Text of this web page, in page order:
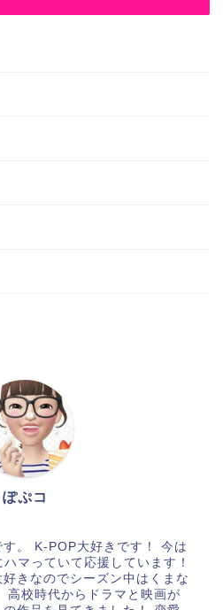
ぽぷコ
。 K-POP大好きです！ 今は
マっていて応援しています！
きなのでシーズン中はくまな
高校時代からドラマと映画が